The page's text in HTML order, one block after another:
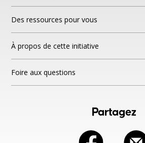
Foire aux questions
Des ressources pour vous
À propos de cette initiative
Foire aux questions
Partagez